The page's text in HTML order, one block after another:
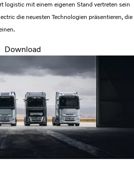
logistic mit einem eigenen Stand vertreten sein
die neuesten Technologien präsentieren, die
Download